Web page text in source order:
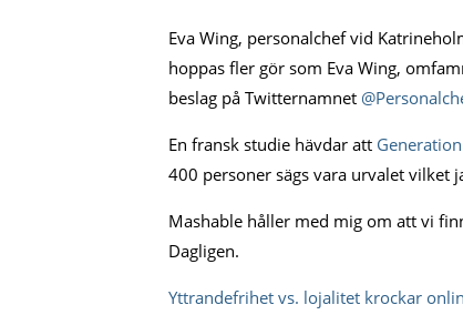
Eva Wing, personalchef vid
hoppas fler gör som Eva Wing,
beslag på Twitternamnet
En fransk studie hävdar att
400 personer sägs vara urvalet vilket
Mashable håller med mig om att vi
Dagligen.
Yttrandefrihet vs. lojalitet krockar